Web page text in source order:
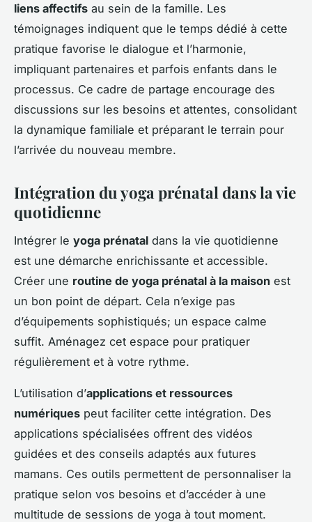
liens affectifs au sein de la famille. Les
témoignages indiquent que le temps dédié à cette
pratique favorise le dialogue et l’harmonie,
impliquant partenaires et parfois enfants dans le
processus. Ce cadre de partage encourage des
discussions sur les besoins et attentes, consolidant
la dynamique familiale et préparant le terrain pour
l’arrivée du nouveau membre.
Intégration du yoga prénatal dans la vie
quotidienne
Intégrer le yoga prénatal dans la vie quotidienne
est une démarche enrichissante et accessible.
Créer une routine de yoga prénatal à la maison est
un bon point de départ. Cela n’exige pas
d’équipements sophistiqués; un espace calme
suffit. Aménagez cet espace pour pratiquer
régulièrement et à votre rythme.
L’utilisation d’applications et ressources
numériques peut faciliter cette intégration. Des
applications spécialisées offrent des vidéos
guidées et des conseils adaptés aux futures
mamans. Ces outils permettent de personnaliser la
pratique selon vos besoins et d’accéder à une
multitude de sessions de yoga à tout moment.